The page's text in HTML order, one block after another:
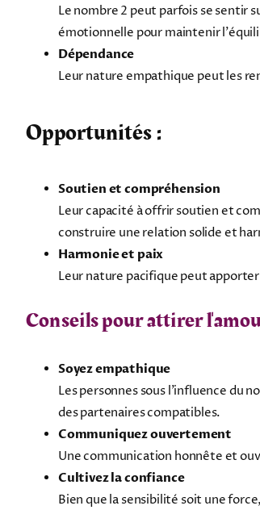
Le nombre 2 peut parfois se sentir
émotionnelle pour maintenir
Dépendance
Leur nature empathique peut les
Opportunités :
Soutien et compréhension
Leur capacité à offrir soutien et
construire une relation solide et
Harmonie et paix
Leur nature pacifique peut
Conseils pour attirer
Soyez empathique
Les personnes sous l'influence du
des partenaires compatibles.
Communiquez ouvertement
Une communication honnête et
Cultivez la confiance
Bien que la sensibilité soit une